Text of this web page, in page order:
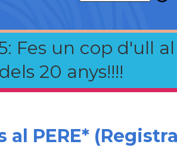
Fes un cop d'ull al
20 anys!!!!
al PERE*